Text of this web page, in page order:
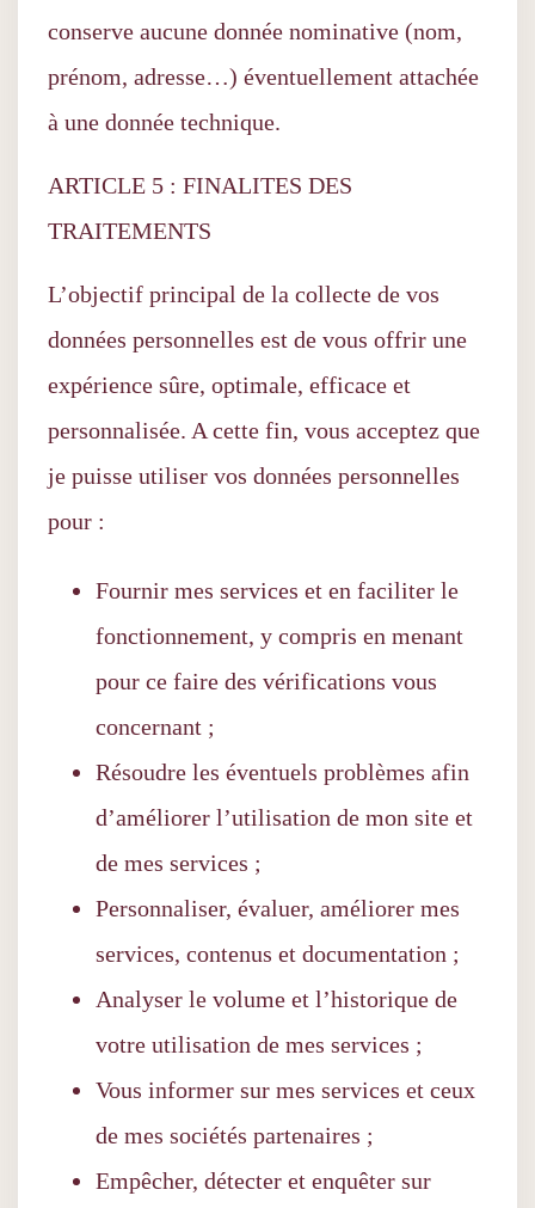
conserve aucune donnée nominative (nom,
prénom, adresse…) éventuellement attachée
à une donnée technique.
ARTICLE 5 : FINALITES DES
TRAITEMENTS
L’objectif principal de la collecte de vos
données personnelles est de vous offrir une
expérience sûre, optimale, efficace et
personnalisée. A cette fin, vous acceptez que
je puisse utiliser vos données personnelles
pour :
Fournir mes services et en faciliter le
fonctionnement, y compris en menant
pour ce faire des vérifications vous
concernant ;
Résoudre les éventuels problèmes afin
d’améliorer l’utilisation de mon site et
de mes services ;
Personnaliser, évaluer, améliorer mes
services, contenus et documentation ;
Analyser le volume et l’historique de
votre utilisation de mes services ;
Vous informer sur mes services et ceux
de mes sociétés partenaires ;
Empêcher, détecter et enquêter sur